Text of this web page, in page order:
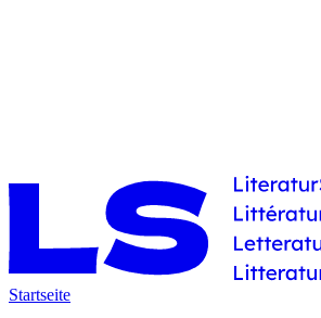
Startseite